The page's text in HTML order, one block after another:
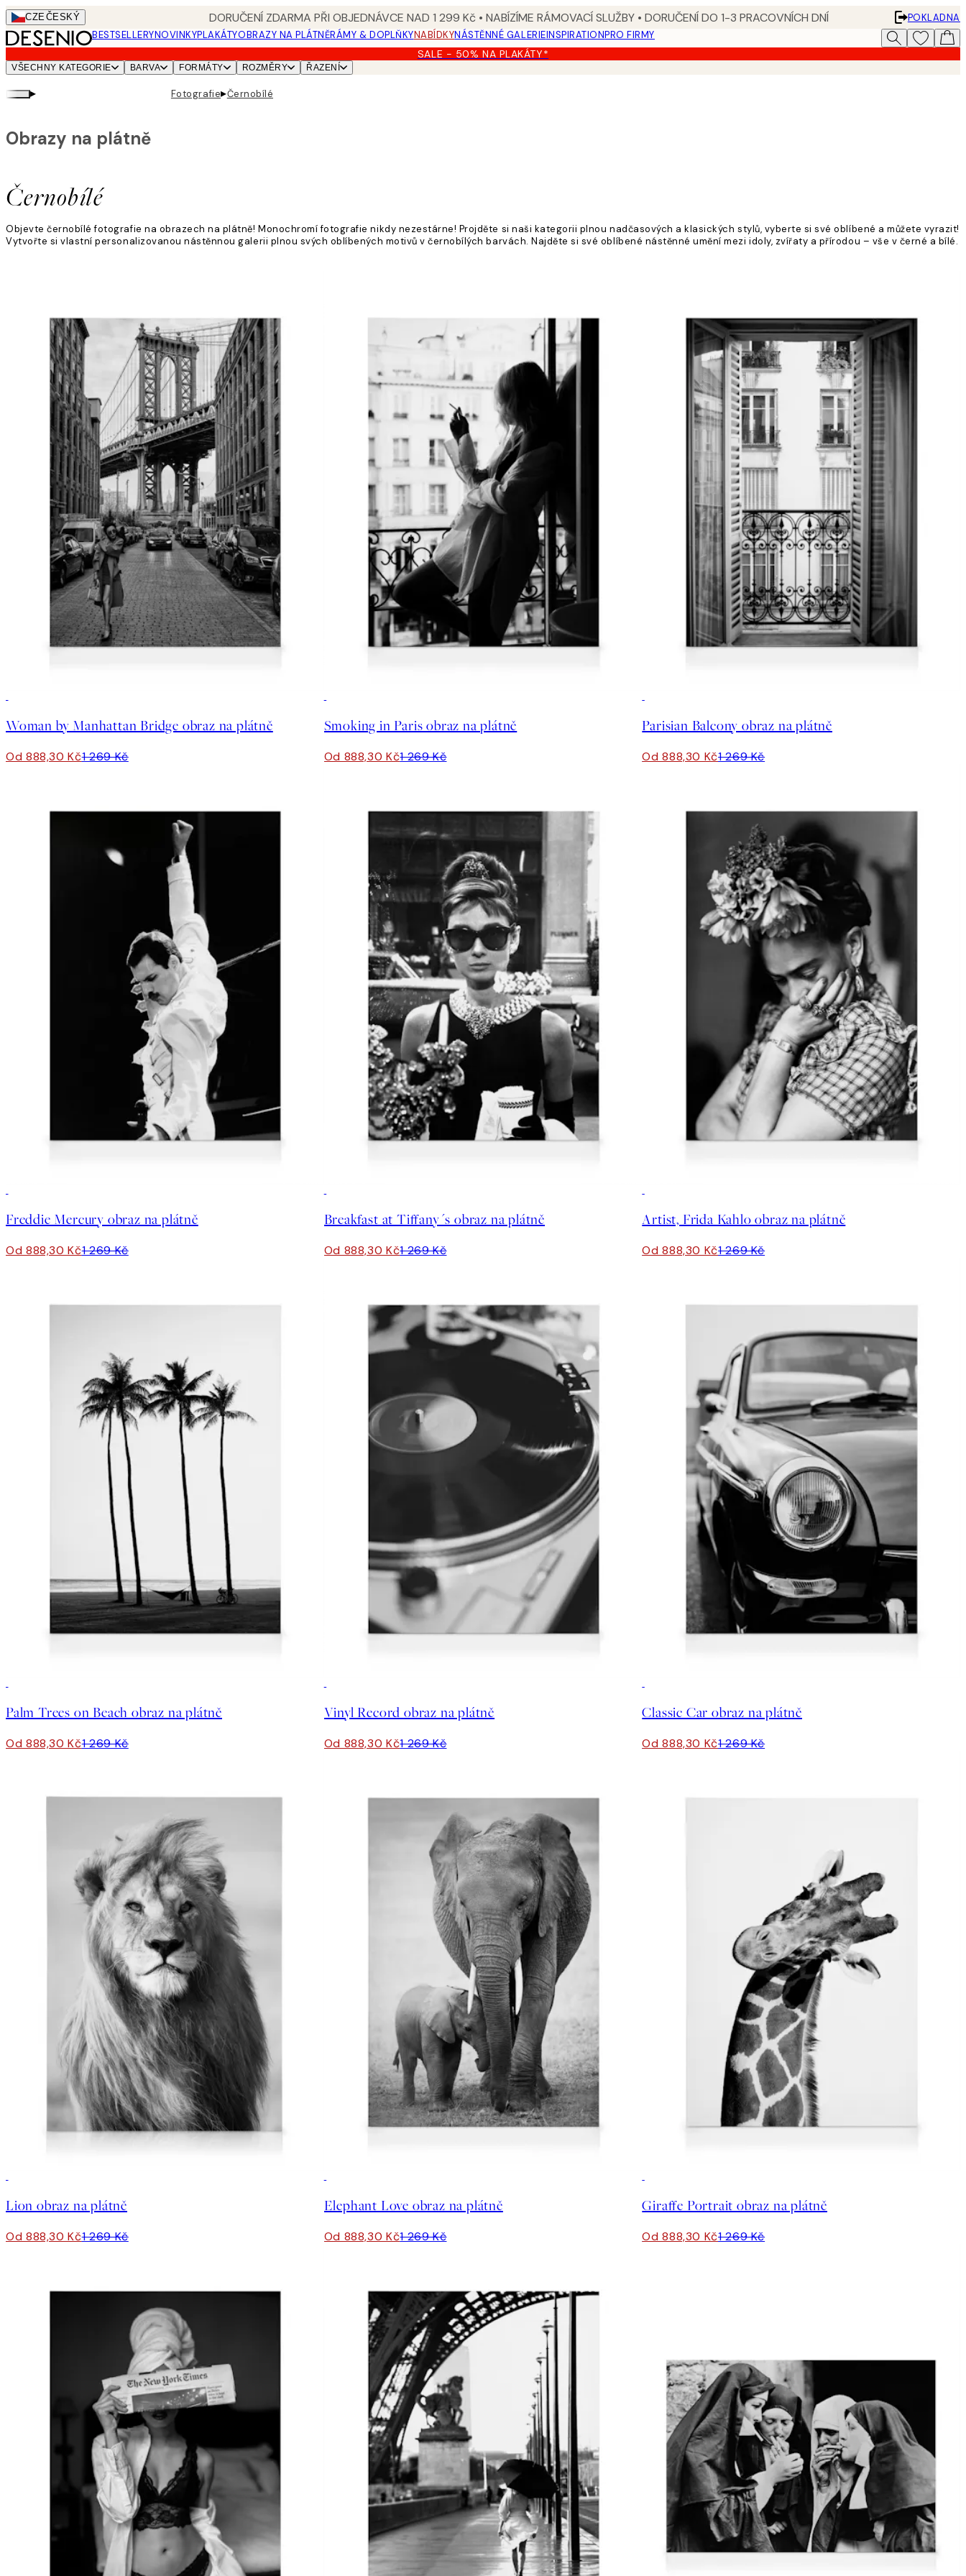
Skip
to
main
content.
CZEČESKÝ DORUČENÍ ZDARMA PŘI OBJEDNÁVCE NAD 1 299 Kč • NABÍZÍME RÁMOVACÍ SLUŽBY • DORUČENÍ DO 1-3 PRACOVNÍCH DNÍ
POKLADNA
BESTSELLERYNOVINKYPLAKÁTYOBRAZY NA PLÁTNĚRÁMY & DOPLŇKYNABÍDKYNÁSTĚNNÉ GALERIEINSPIRATIONPRO FIRMY
SALE - 50% NA PLAKÁTY*
VŠECHNY KATEGORIE BARVA FORMÁTY ROZMĚRY ŘAZENÍ
▸ Fotografie▸Černobílé
Černobílé
Obrazy na plátně
Objevte černobílé fotografie na obrazech na plátně! Monochromí fotografie nikdy nezestárne! Projděte si naši kategorii plnou nadčasových a klasických stylů, vyberte si své oblíbené a můžete vyrazit!
Vytvořte si vlastní personalizovanou nástěnnou galerii plnou svých oblíbených motivů v černobílých barvách. Najděte si své oblíbené nástěnné umění mezi idoly, zvířaty a přírodou – vše v černé a bílé.
Woman by Manhattan Bridge obraz na plátně
Od 888,30 Kč1 269 Kč
Smoking in Paris obraz na plátně
Od 888,30 Kč1 269 Kč
Parisian Balcony obraz na plátně
Od 888,30 Kč1 269 Kč
Freddie Mercury obraz na plátně
Od 888,30 Kč1 269 Kč
Breakfast at Tiffany´s obraz na plátně
Od 888,30 Kč1 269 Kč
Artist, Frida Kahlo obraz na plátně
Od 888,30 Kč1 269 Kč
Palm Trees on Beach obraz na plátně
Od 888,30 Kč1 269 Kč
Vinyl Record obraz na plátně
Od 888,30 Kč1 269 Kč
Classic Car obraz na plátně
Od 888,30 Kč1 269 Kč
Lion obraz na plátně
Od 888,30 Kč1 269 Kč
Elephant Love obraz na plátně
Od 888,30 Kč1 269 Kč
Giraffe Portrait obraz na plátně
Od 888,30 Kč1 269 Kč